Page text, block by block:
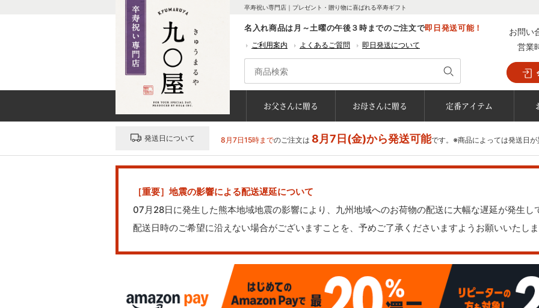
卒寿祝い専門店｜プレゼント・贈り物に喜ばれる卒寿ギフト
名入れ商品は月～土曜の午後３時までのご注文で即日発送可能！
ご利用案内 よくあるご質問 即日発送について
お問い
営業
お父さんに贈る お母さんに贈る 定番アイテム
発送日について 8月7日15時までのご注文は 8月7日(金)から発送可能です。※商品によっては発送日
［重要］地震の影響による配送遅延について
07月28日に発生した熊本地域地震の影響により、九州地域へのお荷物の配送に大幅な遅延が発生し
配送日時のご希望に沿えない場合がございますことを、予めご了承くださいますようお願いいたし